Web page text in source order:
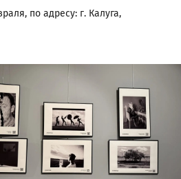
по адресу: г. Калуга,